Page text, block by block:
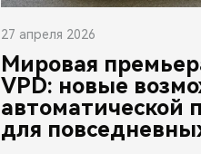
27 апреля 2026
Мировая
VPD: новые
автоматической
для